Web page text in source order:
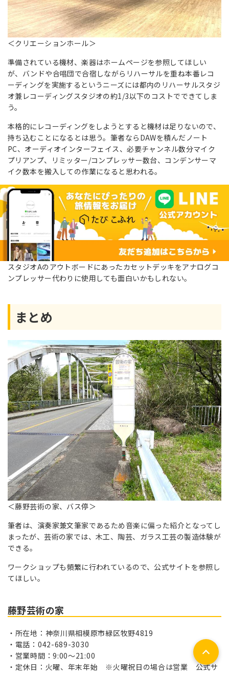
＜クリエーションホール＞
準備されている機材、楽器はホームページを参照してほしい
が、バンドや合唱団で合宿しながらリハーサルを重ね本番レコ
ーディングを実施するというニーズには都内のリハーサルスタジ
オ兼レコーディングスタジオの約1/3以下のコストでできてしま
う。
本格的にレコーディングをしようとすると機材は足りないので、
持ち込むことになるとは思う。筆者ならDAWを積んだノート
PC、オーディオインターフェイス、必要チャンネル数分マイク
プリアンプ、リミッター/コンプレッサー数台、コンデンサーマ
イク数本を搬入しての作業になると思われる。
スタジオAのアウトボードにあったカセットデッキをアナログコ
ンプレッサー代わりに使用しても面白いかもしれない。
まとめ
＜藤野芸術の家、バス停＞
筆者は、演奏家兼文筆家であるため音楽に偏った紹介となってし
まったが、芸術の家では、木工、陶芸、ガラス工芸の製造体験が
できる。
ワークショップも頻繁に行われているので、公式サイトを参照し
てほしい。
藤野芸術の家
所在地：神奈川県相模原市緑区牧野4819
電話：042-689-3030
営業時間：9:00～21:00
定休日：火曜、年末年始 ※火曜祝日の場合は営業 公式サ